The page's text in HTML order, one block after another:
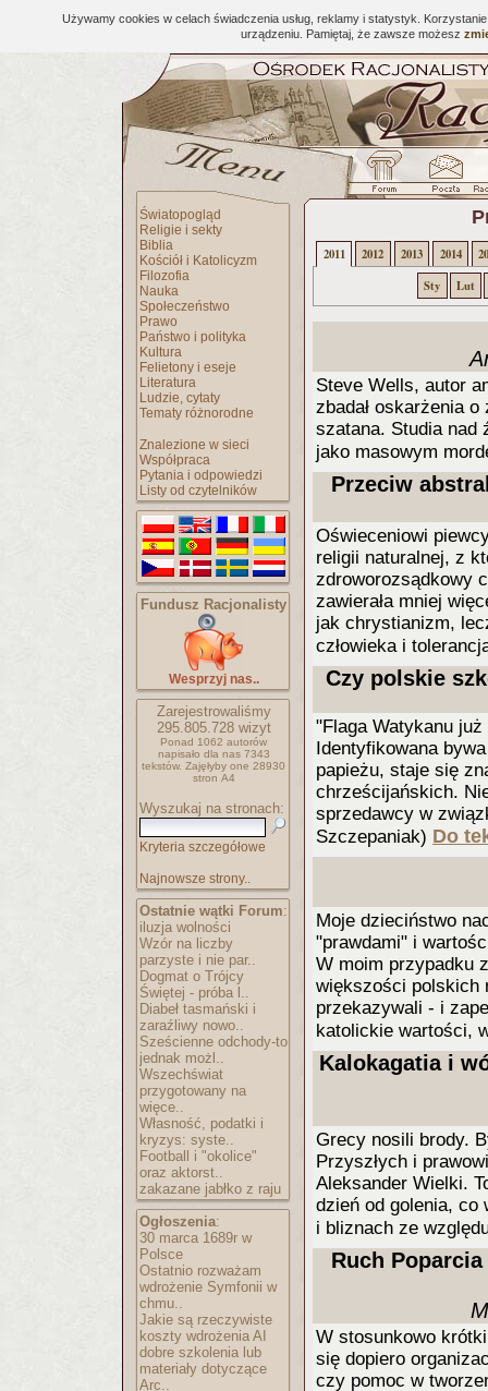
Używamy cookies w celach świadczenia usług, reklamy i statystyk.
urządzeniu. Pamiętaj, że zawsze możesz
Światopogląd
Religie i sekty
Biblia
Kościół i Katolicyzm
Filozofia
Nauka
Społeczeństwo
Prawo
Państwo i polityka
Kultura
Felietony i eseje
Literatura
Ludzie, cytaty
Tematy różnorodne
Znalezione w sieci
Współpraca
Pytania i odpowiedzi
Listy od czytelników
Fundusz Racjonalisty
Wesprzyj nas..
Zarejestrowaliśmy
295.805.728wizyt
Ponad 1062 autorów
napisało dla nas 7343
tekstów. Zajęłyby one 28930
stron A4
Wyszukaj na stronach:
Kryteria szczegółowe
Najnowsze strony..
Ostatnie wątki Forum:
iluzja wolności
Wzór na liczby
parzyste i nie par..
Dogmat o Trójcy
Świętej - próba l..
Diabeł tasmański i
zaraźliwy nowo..
Sześcienne odchody-to
jednak możl..
Wszechświat
przygotowany na
więce..
Własność, podatki i
kryzys: syste..
Football i "okolice"
oraz aktorst..
zakazane jabłko z raju
Ogłoszenia:
30 marca 1689r w
Polsce
Ostatnio rozważam
wdrożenie Symfonii w
chmu..
Jakie są rzeczywiste
koszty wdrożenia AI
dobre szkolenia lub
materiały dotyczące
Arc..
2011 2012 2013 2014
Sty
Lut
Steve Wells, autor
zbadał oskarżenia o
szatana. Studia nad
jako masowym
Przeciw
Oświeceniowi
religii naturalnej, z
zdroworozsądkowy
zawierała mniej
jak chrystianizm,
człowieka i
Czy polskie
"Flaga Watykanu już
Identyfikowana
papieżu, staje się
chrześcijańskich.
sprzedawcy w
Szczepaniak) Do
Moje dzieciństwo
"prawdami" i
W moim przypadku
większości polskich
przekazywali - i
katolickie wartości,
Kalokagatia i
Grecy nosili brody.
Przyszłych i
Aleksander Wielki.
dzień od golenia, co
i bliznach ze
Ruch
W stosunkowo
się dopiero
czy pomoc w